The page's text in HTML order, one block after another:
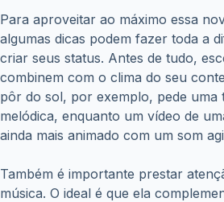
Para aproveitar ao máximo essa
algumas dicas podem fazer toda a
criar seus status. Antes de tudo,
combinem com o clima do seu
pôr do sol, por exemplo, pede uma
melódica, enquanto um vídeo de
ainda mais animado com um som
Também é importante prestar
música. O ideal é que ela